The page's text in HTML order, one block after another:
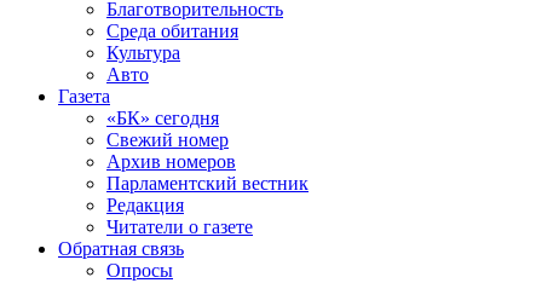
Благотворительность
Среда обитания
Культура
Авто
Газета
«БК» сегодня
Свежий номер
Архив номеров
Парламентский вестник
Редакция
Читатели о газете
Обратная связь
Опросы